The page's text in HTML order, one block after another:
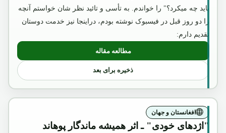
باید چه میکرد؟" را خواندم. به تأسی و تائید نظر شان خواستم آنچه
را دو روز قبل در فیسبوک نوشته بودم، دراینجا نیز خدمت دوستان
تقدیم دارم:
مطالعه مقاله: زلنسکی ـ یک چهره مبارز برای احقاق حق
ذخیره برای بعد
افغانستان و جهان
"اژدهای خودی" ـ اثر همیشه ماندگار پوهاند